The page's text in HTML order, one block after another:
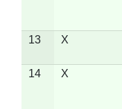
13 X
14 X